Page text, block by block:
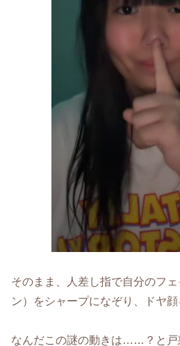
そのまま、人差し指で自分のフ
ン）をシャープになぞり、ドヤ顔
なんだこの謎の動きは……？と戸